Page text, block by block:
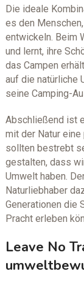
Die ideale
es den
entwickeln. Beim
und lernt, ihre
das Campen
auf die natürliche
seine Camping-
Abschließend ist
mit der Natur
sollten bestrebt
gestalten, dass
Umwelt haben.
Naturliebhaber
Generationen die
Pracht erleben
Leave No